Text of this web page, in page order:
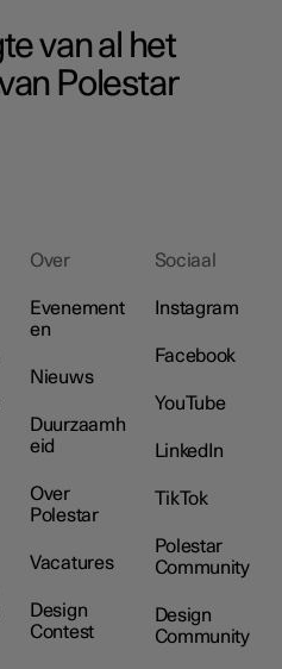
van al het
Polestar
Over
Evenement
en
Nieuws
Duurzaamh
eid
Over
Polestar
Vacatures
Design
Contest
Sociaal
Instagram
Facebook
YouTube
LinkedIn
TikTok
Polestar
Community
Design
Community